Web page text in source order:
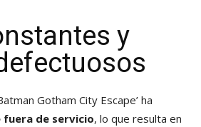
y
Gotham City Escape’ ha
fuera de servicio, lo que resulta en